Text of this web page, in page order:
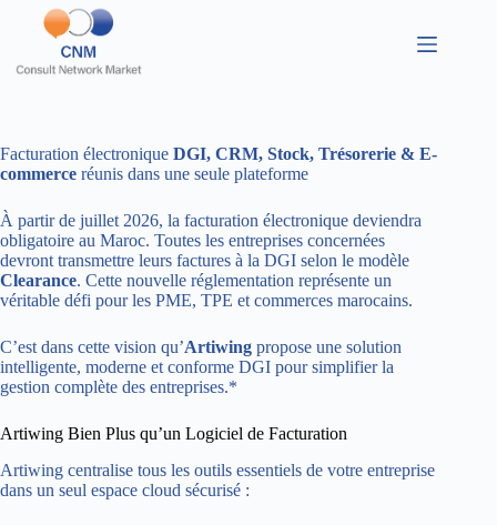
Facturation électronique DGI, CRM, Stock, Trésorerie & E-
commerce réunis dans une seule plateforme
À partir de juillet 2026, la facturation électronique deviendra
obligatoire au Maroc. Toutes les entreprises concernées
devront transmettre leurs factures à la DGI selon le modèle
Clearance. Cette nouvelle réglementation représente un
véritable défi pour les PME, TPE et commerces marocains.
C’est dans cette vision qu’Artiwing propose une solution
intelligente, moderne et conforme DGI pour simplifier la
gestion complète des entreprises.*
Artiwing Bien Plus qu’un Logiciel de Facturation
Artiwing centralise tous les outils essentiels de votre entreprise
dans un seul espace cloud sécurisé :